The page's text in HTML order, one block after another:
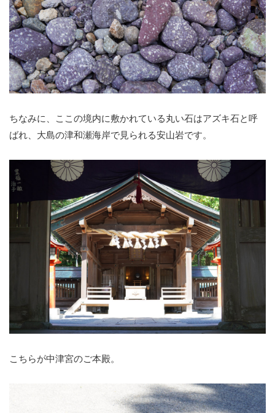
ちなみに、ここの境内に敷かれている丸い石はアズキ石と呼
ばれ、大島の津和瀬海岸で見られる安山岩です。
こちらが中津宮のご本殿。